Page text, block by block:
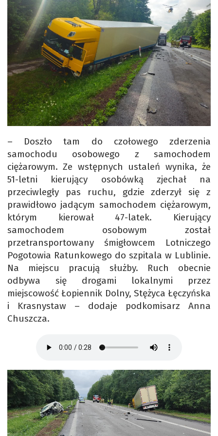
– Doszło tam do czołowego zderzenia
samochodu osobowego z samochodem
ciężarowym. Ze wstępnych ustaleń wynika, że
51-letni kierujący osobówką zjechał na
przeciwległy pas ruchu, gdzie zderzył się z
prawidłowo jadącym samochodem ciężarowym,
którym kierował 47-latek. Kierujący
samochodem osobowym został
przetransportowany śmigłowcem Lotniczego
Pogotowia Ratunkowego do szpitala w Lublinie.
Na miejscu pracują służby. Ruch obecnie
odbywa się drogami lokalnymi przez
miejscowość Łopiennik Dolny, Stężyca Łęczyńska
i Krasnystaw – dodaje podkomisarz Anna
Chuszcza.